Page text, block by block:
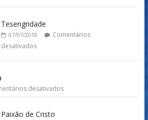
Tesengridade
07/07/2018
Comentários
desativados
desativados
Paixão de Cristo